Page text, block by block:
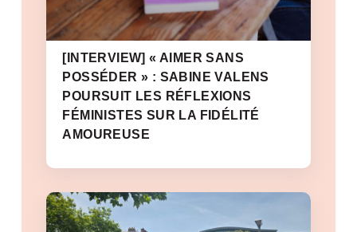
[INTERVIEW] « AIMER SANS
POSSÉDER » : SABINE VALENS
POURSUIT LES RÉFLEXIONS
FÉMINISTES SUR LA FIDÉLITÉ
AMOUREUSE